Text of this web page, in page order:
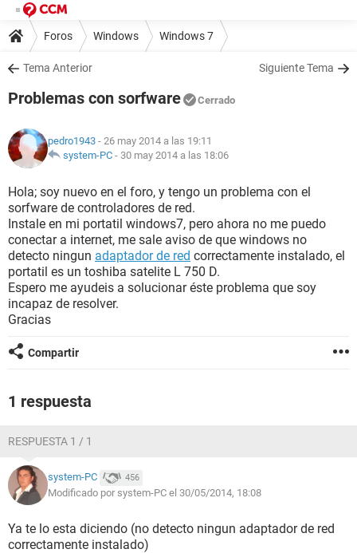
Foros Windows Windows 7
Tema Anterior Siguiente Tema
Problemas con sorfware Cerrado
pedro1943 - 26 may 2014 a las 19:11
system-PC - 30 may 2014 a las 18:06
Hola; soy nuevo en el foro, y tengo un problema con el
sorfware de controladores de red.
Instale en mi portatil windows7, pero ahora no me puedo
conectar a internet, me sale aviso de que windows no
detecto ningun adaptador de red correctamente instalado, el
portatil es un toshiba satelite L 750 D.
Espero me ayudeis a solucionar éste problema que soy
incapaz de resolver.
Gracias
Compartir
1 respuesta
RESPUESTA 1 / 1
system-PC 456
Modificado por system-PC el 30/05/2014, 18:08
Ya te lo esta diciendo (no detecto ningun adaptador de red
correctamente instalado)